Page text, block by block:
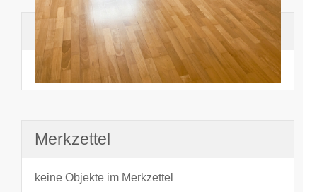
Suchhistorie
noch nichts angesehen
Merkzettel
keine Objekte im Merkzettel